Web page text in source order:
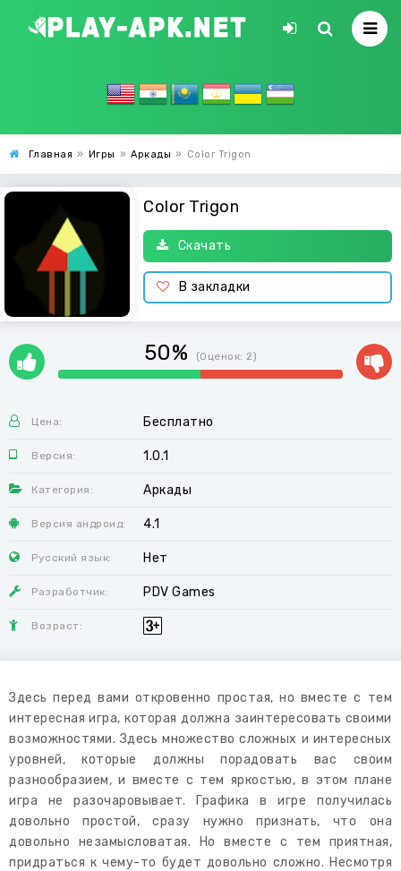
Главная » Игры » Аркады » Color Trigon
Color Trigon
Скачать
В закладки
50% (Оценок:2)
Цена: Бесплатно
Версия: 1.0.1
Категория: Аркады
Версия андроид: 4.1
Русский язык: Нет
Разработчик: PDV Games
Возраст:
Здесь перед вами откровенно простая, но вместе с тем
интересная игра, которая должна заинтересовать своими
возможностями. Здесь множество сложных и интересных
уровней, которые должны порадовать вас своим
разнообразием, и вместе с тем яркостью, в этом плане
игра не разочаровывает. Графика в игре получилась
довольно простой, сразу нужно признать, что она
довольно незамысловатая. Но вместе с тем приятная,
придраться к чему-то будет довольно сложно. Несмотря